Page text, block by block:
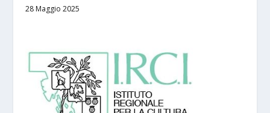
28 Maggio 2025